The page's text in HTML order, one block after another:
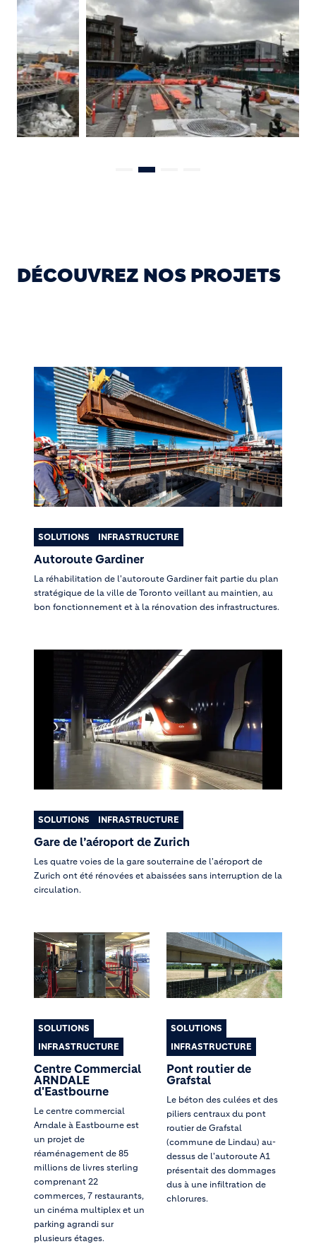
DÉCOUVREZ NOS PROJETS
SOLUTIONS INFRASTRUCTURE
Autoroute Gardiner
La réhabilitation de l'autoroute Gardiner fait partie du plan
stratégique de la ville de Toronto veillant au maintien, au
bon fonctionnement et à la rénovation des infrastructures.
SOLUTIONS INFRASTRUCTURE
Gare de l’aéroport de Zurich
Les quatre voies de la gare souterraine de l'aéroport de
Zurich ont été rénovées et abaissées sans interruption de la
circulation.
SOLUTIONS
INFRASTRUCTURE
Centre Commercial
ARNDALE
d'Eastbourne
Le centre commercial
Arndale à Eastbourne est
un projet de
réaménagement de 85
millions de livres sterling
comprenant 22
commerces, 7 restaurants,
un cinéma multiplex et un
parking agrandi sur
plusieurs étages.
SOLUTIONS
INFRASTRUCTURE
Pont routier de
Grafstal
Le béton des culées et des
piliers centraux du pont
routier de Grafstal
(commune de Lindau) au-
dessus de l'autoroute A1
présentait des dommages
dus à une infiltration de
chlorures.